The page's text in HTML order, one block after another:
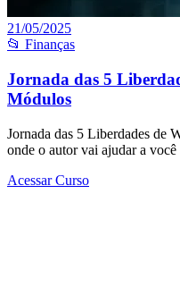
21/05/2025
📂 Finanças
Jornada das 5
Módulos
Jornada das 5 Liberdades de
onde o autor vai ajudar a
Acessar Curso